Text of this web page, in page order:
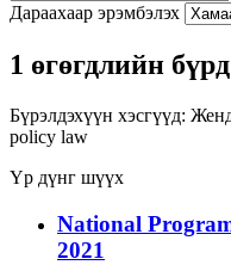
Дараахаар эрэмбэлэх
1 өгөгдлийн
Бүрэлдэхүүн хэсгүүд:
policy law
Үр дүнг шүүх
National
2021